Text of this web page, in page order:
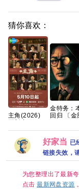
猜你喜欢：
主角(2026)
更新中 4k高
清[国语中字]
[网盘资源]
[1GB集]
金特务：
回归 〔金
英韩双语
内封官方
英韩多国
幕
DL.M【单
好家当 已
链接失效，
为您整理出了最新
点击最新网盘资源